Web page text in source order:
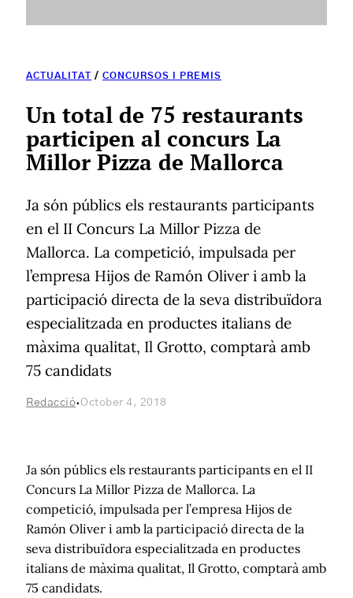
ACTUALITAT / CONCURSOS I PREMIS
Un total de 75 restaurants
participen al concurs La
Millor Pizza de Mallorca
Ja són públics els restaurants participants
en el II Concurs La Millor Pizza de
Mallorca. La competició, impulsada per
l’empresa Hijos de Ramón Oliver i amb la
participació directa de la seva distribuïdora
especialitzada en productes italians de
màxima qualitat, Il Grotto, comptarà amb
75 candidats
Redacció· October 4, 2018
Ja són públics els restaurants participants en el II
Concurs La Millor Pizza de Mallorca. La
competició, impulsada per l’empresa Hijos de
Ramón Oliver i amb la participació directa de la
seva distribuïdora especialitzada en productes
italians de màxima qualitat, Il Grotto, comptarà amb
75 candidats.